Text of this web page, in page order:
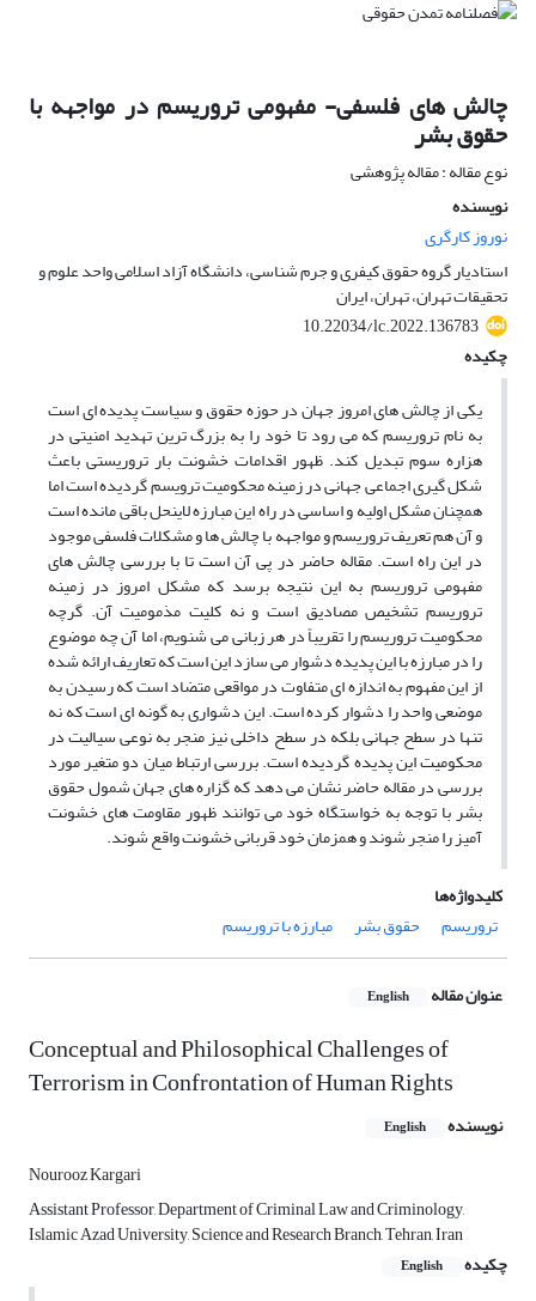
چالش های فلسفی- مفهومی تروریسم در مواجهه با
حقوق بشر
نوع مقاله : مقاله پژوهشی
نویسنده
نوروز کارگری
استادیار گروه حقوق کیفری و جرم شناسی، دانشگاه آزاد اسلامی واحد علوم و
تحقیقات تهران، تهران، ایران
10.22034/lc.2022.136783
چکیده
یکی از چالش های امروز جهان در حوزه حقوق و سیاست پدیده ای است
به نام تروریسم که می رود تا خود را به بزرگ ترین تهدید امنیتی در
هزاره سوم تبدیل کند. ظهور اقدامات خشونت بار تروریستی باعث
شکل گیری اجماعی جهانی در زمینه محکومیت ترویسم گردیده است اما
همچنان مشکل اولیه و اساسی در راه این مبارزه لاینحل باقی مانده است
و آن هم تعریف تروریسم و مواجهه با چالش ها و مشکلات فلسفی موجود
در این راه است. مقاله حاضر در پی آن است تا با بررسی چالش های
مفهومی تروریسم به این نتیجه برسد که مشکل امروز در زمینه
تروریسم تشخیص مصادیق است و نه کلیت مذمومیت آن. گرچه
محکومیت تروریسم را تقریباً در هر زبانی می شنویم، اما آن چه موضوع
را در مبارزه با این پدیده دشوار می سازد این است که تعاریف ارائه شده
از این مفهوم به اندازه ای متفاوت در مواقعی متضاد است که رسیدن به
موضعی واحد را دشوار کرده است. این دشواری به گونه ای است که نه
تنها در سطح جهانی بلکه در سطح داخلی نیز منجر به نوعی سیالیت در
محکومیت این پدیده گردیده است. بررسی ارتباط میان دو متغیر مورد
بررسی در مقاله حاضر نشان می دهد که گزاره های جهان شمول حقوق
بشر با توجه به خواستگاه خود می توانند ظهور مقاومت های خشونت
آمیز را منجر شوند و همزمان خود قربانی خشونت واقع شوند.
کلیدواژه‌ها
تروریسم
حقوق بشر مبارزه با تروریسم
عنوان مقاله English
Conceptual and Philosophical Challenges of
Terrorism in Confrontation of Human Rights
نویسنده English
Nourooz Kargari
Assistant Professor, Department of Criminal Law and Criminology,
Islamic Azad University, Science and Research Branch, Tehran, Iran
چکیده
English